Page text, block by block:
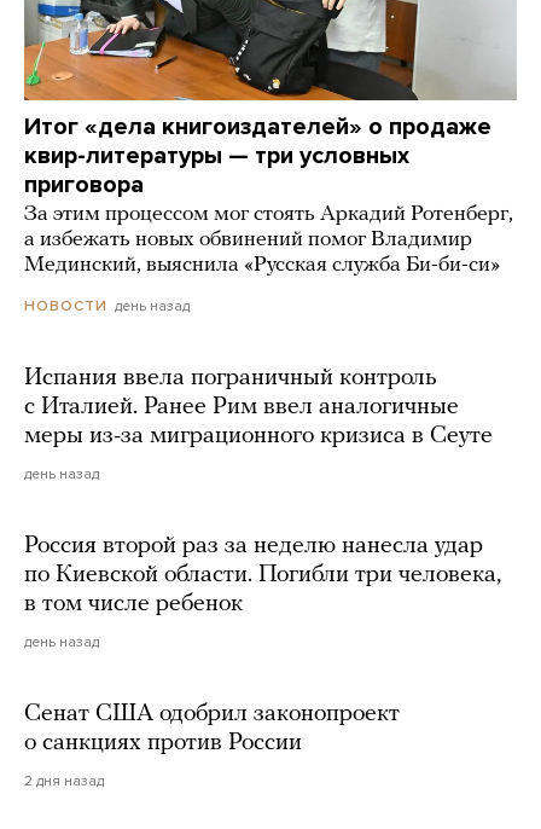
Итог «дела книгоиздателей» о продаже
квир-литературы — три условных
приговора
За этим процессом мог стоять Аркадий Ротенберг,
а избежать новых обвинений помог Владимир
Мединский, выяснила «Русская служба Би-би-си»
НОВОСТИ день назад
Испания ввела пограничный контроль
с Италией. Ранее Рим ввел аналогичные
меры из-за миграционного кризиса в Сеуте
день назад
Россия второй раз за неделю нанесла удар
по Киевской области. Погибли три человека,
в том числе ребенок
день назад
Сенат США одобрил законопроект
о санкциях против России
2 дня назад